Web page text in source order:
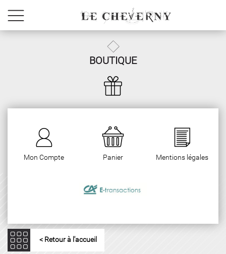
BOUTIQUE
Mon Compte Panier Mentions légales
< Retour à l'accueil